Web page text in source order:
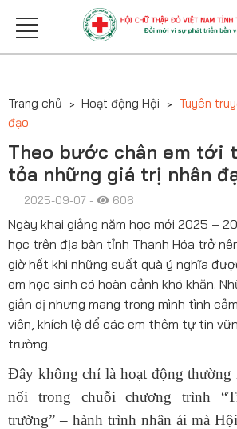
Trang chủ Hoạt động Hội
Tuyên
đạo
Theo bước chân em tới
tỏa những giá trị nhân
2025-09-07 - 606
Ngày khai giảng năm học mới 2025 –
học trên địa bàn tỉnh Thanh Hóa trở
giờ hết khi những suất quà ý nghĩa
em học sinh có hoàn cảnh khó khăn.
giản dị nhưng mang trong mình tình
viên, khích lệ để các em thêm tự tin
trường.
Đây không chỉ là hoạt động thường
nối trong chuỗi chương trình
trường” – hành trình nhân ái mà